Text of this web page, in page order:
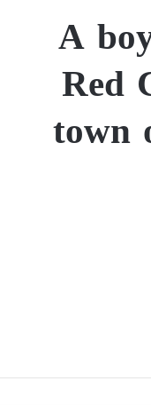
A
Red
town